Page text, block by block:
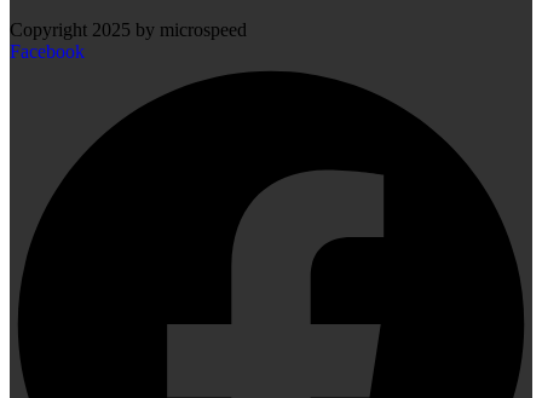
Copyright 2025 by microspeed
Facebook